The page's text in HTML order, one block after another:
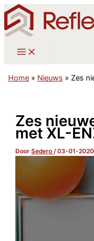
Ga
naar
de
inhoud
Home» Nieuws » Zes
Zes
met XL-
DoorSedero/03-01-2020